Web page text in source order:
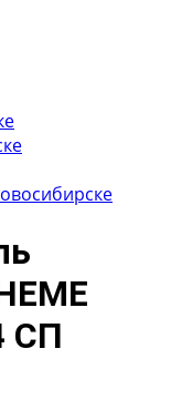
СП